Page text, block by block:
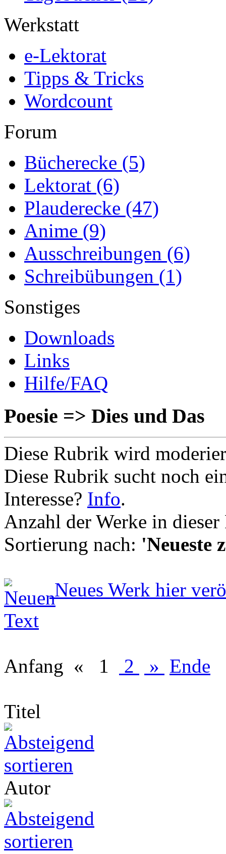
Werkstatt
e-Lektorat
Tipps & Tricks
Wordcount
Forum
Bücherecke (5)
Lektorat (6)
Plauderecke (47)
Anime (9)
Ausschreibungen (6)
Schreibübungen (1)
Sonstiges
Downloads
Links
Hilfe/FAQ
Poesie => Dies und Das
Diese Rubrik wird
Diese Rubrik sucht noch
Interesse? Info.
Anzahl der Werke in
Sortierung nach: 'Neueste
Neues Werk hier
Anfang « 1 2 » Ende
Titel
Autor